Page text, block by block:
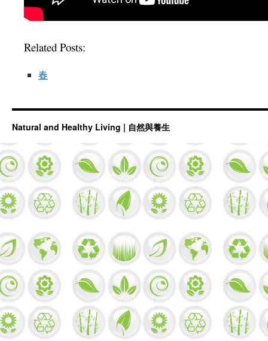
Related Posts:
春
Natural and Healthy Living | 自然與養生